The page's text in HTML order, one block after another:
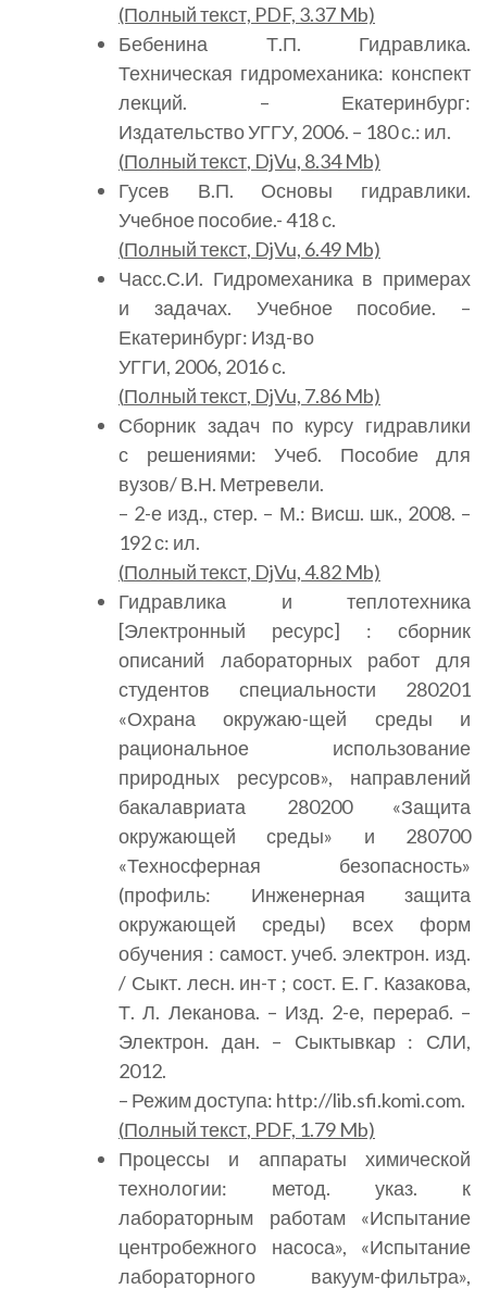
(Полный текст, PDF, 3.37 Mb)
Бебенина Т.П. Гидравлика.
Техническая гидромеханика: конспект
лекций. – Екатеринбург:
Издательство УГГУ, 2006. – 180 с.: ил.
(Полный текст, DjVu, 8.34 Mb)
Гусев В.П. Основы гидравлики.
Учебное пособие.- 418 с.
(Полный текст, DjVu, 6.49 Mb)
Часс.С.И. Гидромеханика в примерах
и задачах. Учебное пособие. –
Екатеринбург: Изд-во
УГГИ, 2006, 2016 с.
(Полный текст, DjVu, 7.86 Mb)
Сборник задач по курсу гидравлики
с решениями: Учеб. Пособие для
вузов/ В.Н. Метревели.
– 2-е изд., стер. – М.: Висш. шк., 2008. –
192 с: ил.
(Полный текст, DjVu, 4.82 Mb)
Гидравлика и теплотехника
[Электронный ресурс] : сборник
описаний лабораторных работ для
студентов специальности 280201
«Охрана окружаю-щей среды и
рациональное использование
природных ресурсов», направлений
бакалавриата 280200 «Защита
окружающей среды» и 280700
«Техносферная безопасность»
(профиль: Инженерная защита
окружающей среды) всех форм
обучения : самост. учеб. электрон. изд.
/ Сыкт. лесн. ин-т ; сост. Е. Г. Казакова,
Т. Л. Леканова. – Изд. 2-е, перераб. –
Электрон. дан. – Сыктывкар : СЛИ,
2012.
– Режим доступа: http://lib.sfi.komi.com.
(Полный текст, PDF, 1.79 Mb)
Процессы и аппараты химической
технологии: метод. указ. к
лабораторным работам «Испытание
центробежного насоса», «Испытание
лабораторного вакуум-фильтра»,